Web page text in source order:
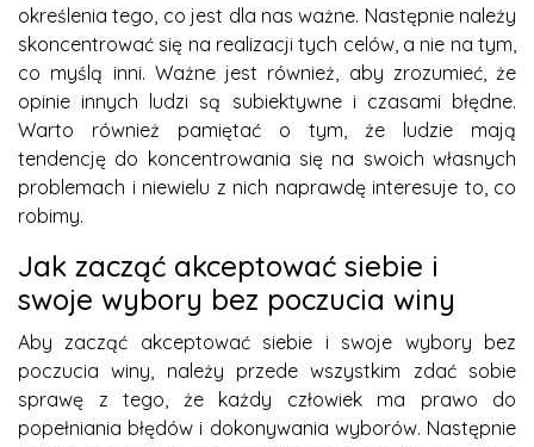
określenia tego, co jest dla nas ważne. Następnie należy
skoncentrować się na realizacji tych celów, a nie na tym,
co myślą inni. Ważne jest również, aby zrozumieć, że
opinie innych ludzi są subiektywne i czasami błędne.
Warto również pamiętać o tym, że ludzie mają
tendencję do koncentrowania się na swoich własnych
problemach i niewielu z nich naprawdę interesuje to, co
robimy.
Jak zacząć akceptować siebie i
swoje wybory bez poczucia winy
Aby zacząć akceptować siebie i swoje wybory bez
poczucia winy, należy przede wszystkim zdać sobie
sprawę z tego, że każdy człowiek ma prawo do
popełniania błędów i dokonywania wyborów. Następnie